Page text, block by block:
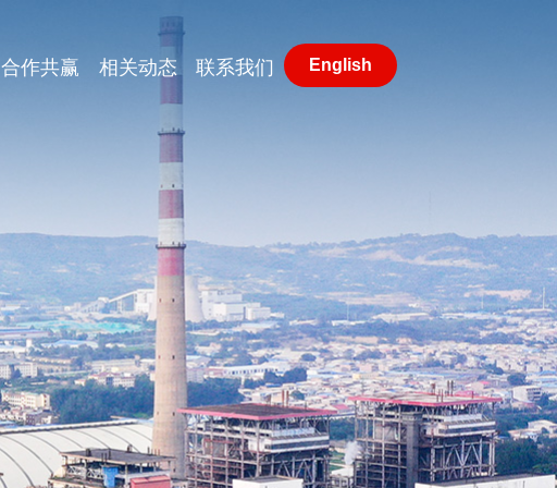
合作共赢 相关动态 联系我们 English